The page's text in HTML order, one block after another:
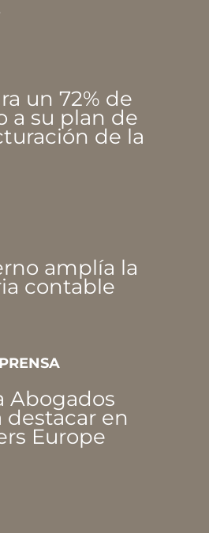
un 72% de
a su plan de
de la
amplía la
contable
Abogados
destacar en
Europe